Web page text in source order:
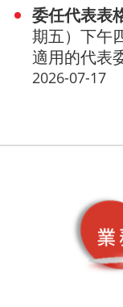
委任代表表
期五）下午
適用的代表
2026-07-17